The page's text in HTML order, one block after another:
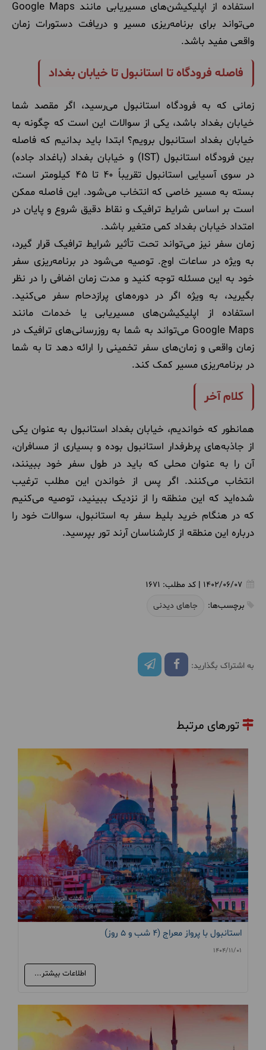
استفاده از اپلیکیشن‌های مسیریابی مانند Google Maps
می‌تواند برای برنامه‌ریزی مسیر و دریافت دستورات زمان
واقعی مفید باشد.
فاصله فرودگاه تا استانبول تا خیابان بغداد
زمانی که به فرودگاه استانبول می‌رسید، اگر مقصد شما
خیابان بغداد باشد، یکی از سوالات این است که چگونه به
خیابان بغداد استانبول برویم؟ ابتدا باید بدانیم که فاصله
بین فرودگاه استانبول (IST) و خیابان بغداد (باغداد جاده)
در سوی آسیایی استانبول تقریباً ۴۰ تا ۴۵ کیلومتر است،
بسته به مسیر خاصی که انتخاب می‌شود. این فاصله ممکن
است بر اساس شرایط ترافیک و نقاط دقیق شروع و پایان در
امتداد خیابان بغداد کمی متغیر باشد.
زمان سفر نیز می‌تواند تحت تأثیر شرایط ترافیک قرار گیرد،
به ویژه در ساعات اوج. توصیه می‌شود در برنامه‌ریزی سفر
خود به این مسئله توجه کنید و مدت زمان اضافی را در نظر
بگیرید، به ویژه اگر در دوره‌های پرازدحام سفر می‌کنید.
استفاده از اپلیکیشن‌های مسیریابی یا خدمات مانند
Google Maps می‌تواند به شما به روزرسانی‌های ترافیک در
زمان واقعی و زمان‌های سفر تخمینی را ارائه دهد تا به شما
در برنامه‌ریزی مسیر کمک کند.
کلام آخر
همانطور که خواندیم، خیابان بغداد استانبول به عنوان یکی
از جاذبه‌های پرطرفدار استانبول بوده و بسیاری از مسافران،
آن را به عنوان محلی که باید در طول سفر خود ببینند،
انتخاب می‌کنند. اگر پس از خواندن این مطلب ترغیب
شده‌اید که این منطقه را از نزدیک ببینید، توصیه می‌کنیم
که در هنگام خرید بلیط سفر به استانبول، سوالات خود را
درباره این منطقه از کارشناسان آرند تور بپرسید.
1402/06/07
| کد مطلب: 1671
برچسب‌ها:
جاهای دیدنی
به اشتراک بگذارید:
تورهای مرتبط
استانبول با پرواز معراج (4 شب و 5 روز)
1404/11/01
اطلاعات بیشتر...